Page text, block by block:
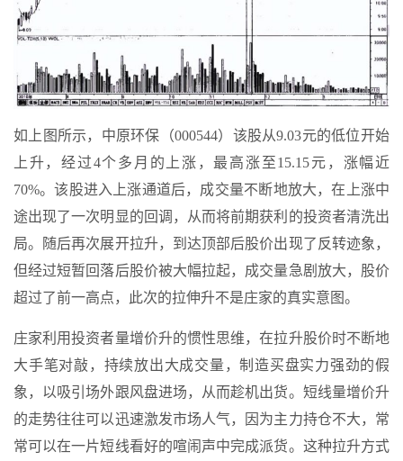
如上图所示，中原环保（000544）该股从9.03元的低位开始
上升，经过4个多月的上涨，最高涨至15.15元，涨幅近
70%。该股进入上涨通道后，成交量不断地放大，在上涨中
途出现了一次明显的回调，从而将前期获利的投资者清洗出
局。随后再次展开拉升，到达顶部后股价出现了反转迹象，
但经过短暂回落后股价被大幅拉起，成交量急剧放大，股价
超过了前一高点，此次的拉伸升不是庄家的真实意图。
庄家利用投资者量增价升的惯性思维，在拉升股价时不断地
大手笔对敲，持续放出大成交量，制造买盘实力强劲的假
象，以吸引场外跟风盘进场，从而趁机出货。短线量增价升
的走势往往可以迅速激发市场人气，因为主力持仓不大，常
常可以在一片短线看好的喧闹声中完成派货。这种拉升方式